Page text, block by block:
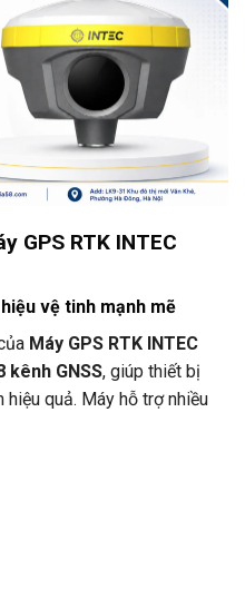
GPS RTK INTEC
vệ tinh mạnh mẽ
Máy GPS RTK INTEC
kênh GNSS, giúp thiết bị
quả. Máy hỗ trợ nhiều